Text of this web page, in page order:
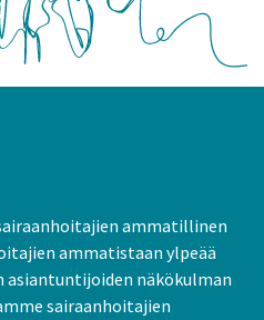
ammatillinen
ammatistaan ylpeää
näkökulman
sairaanhoitajien